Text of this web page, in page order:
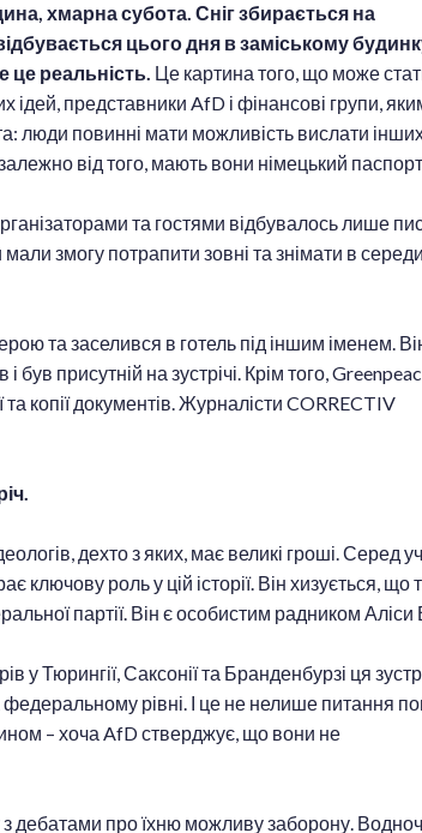
хмарна субота. Сніг збирається на
цього дня в заміському
реальність. Це картина того, що може
представники AfD і фінансові групи,
люди повинні мати можливість вислати
від того, мають вони німецький паспорт
та гостями відбувалось лише
змогу потрапити зовні та знімати в
та заселився в готель під іншим іменем.
був присутній на зустрічі. Крім того,
копії документів. Журналісти CORRECTIV
дехто з яких, має великі гроші. Серед
ключову роль у цій історії. Він хизується, що
партії. Він є особистим радником Аліси
у Тюрингії, Саксонії та Бранденбурзі ця
рівні. І це не нелише питання
– хоча AfD стверджує, що вони не
дебатами про їхню можливу заборону.